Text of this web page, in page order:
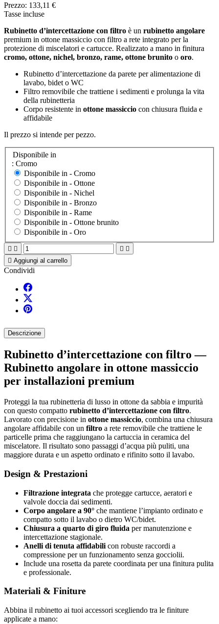
Prezzo: 133,11 €
Tasse incluse
Rubinetto d’intercettazione con filtro è un rubinetto angolare
premium in ottone massiccio con filtro a rete integrato per la
protezione di miscelatori e cartucce. Realizzato a mano in finitura
cromo, ottone, nichel, bronzo, rame, ottone brunito o oro.
Rubinetto d’intercettazione da parete per alimentazione di
lavabo, bidet o WC
Filtro removibile che trattiene i sedimenti e prolunga la vita
della rubinetteria
Corpo resistente in ottone massiccio con chiusura fluida e
affidabile
Il prezzo si intende per pezzo.
Disponibile in
: Cromo
Disponibile in - Cromo
Disponibile in - Ottone
Disponibile in - Nichel
Disponibile in - Bronzo
Disponibile in - Rame
Disponibile in - Ottone brunito
Disponibile in - Oro
   
 Aggiungi al carrello
Condividi
Descrizione
Rubinetto d’intercettazione con filtro —
Rubinetto angolare in ottone massiccio
per installazioni premium
Proteggi la tua rubinetteria di lusso in ottone da sabbia e impurità
con questo compatto rubinetto d’intercettazione con filtro.
Lavorato con precisione in ottone massiccio, combina una chiusura
angolare affidabile con un filtro a rete removibile che trattiene le
particelle prima che raggiungano la cartuccia in ceramica del
miscelatore. Il risultato sono passaggi d’acqua più puliti, una
maggiore durata e un aspetto ordinato e rifinito sotto il lavabo.
Design & Prestazioni
Filtrazione integrata che protegge cartucce, aeratori e
valvole doccia dai sedimenti.
Corpo angolare a 90° che mantiene l’impianto ordinato e
compatto sotto il lavabo o dietro WC/bidet.
Chiusura a quarto di giro fluida per manutenzione e
intercettazione stagionale.
Anelli di tenuta affidabili con robuste raccordi a
compressione per un funzionamento senza gocciolii.
Include una rosetta da parete coordinata per una finitura pulita
e professionale.
Materiali & Finiture
Abbina il rubinetto ai tuoi accessori scegliendo tra le finiture
applicate a mano: